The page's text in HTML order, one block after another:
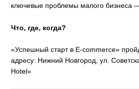
ключевые проблемы малого бизнеса
Что, где, когда?
«Успешный старт в E-commerce»
адресу: Нижний Новгород, ул.
Hotel»